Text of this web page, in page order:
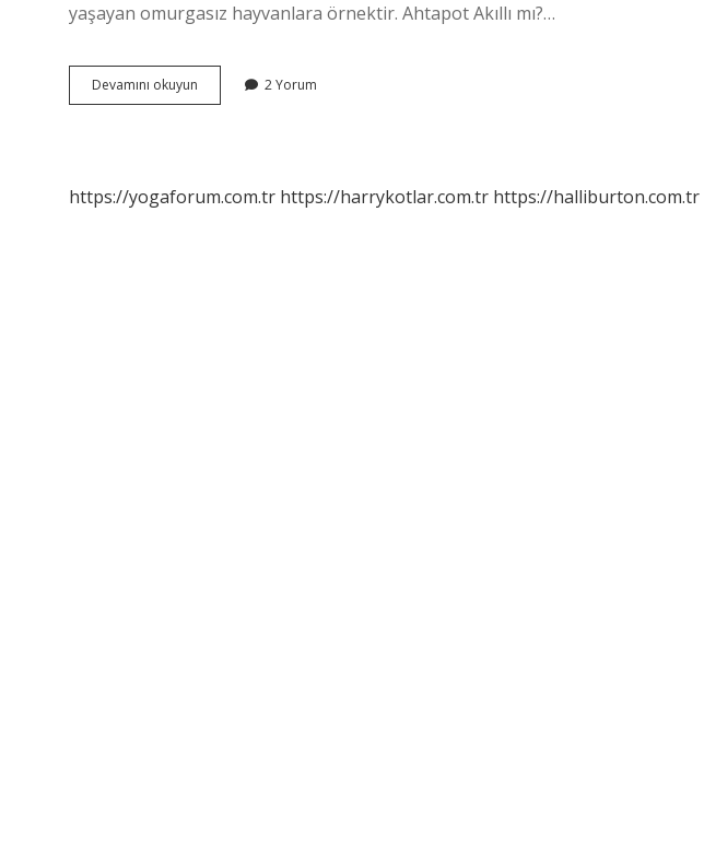
yaşayan omurgasız hayvanlara örnektir. Ahtapot Akıllı mı?…
Devamını okuyun Ahtapot
Omurgasız
2 Yorum
https://yogaforum.com.tr https://harrykotlar.com.tr https://halliburton.com.tr